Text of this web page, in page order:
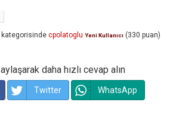
kategorisinde cpolatoglu Yeni Kullanıcı (330 puan)
daha hızlı cevap alın
Twitter WhatsApp